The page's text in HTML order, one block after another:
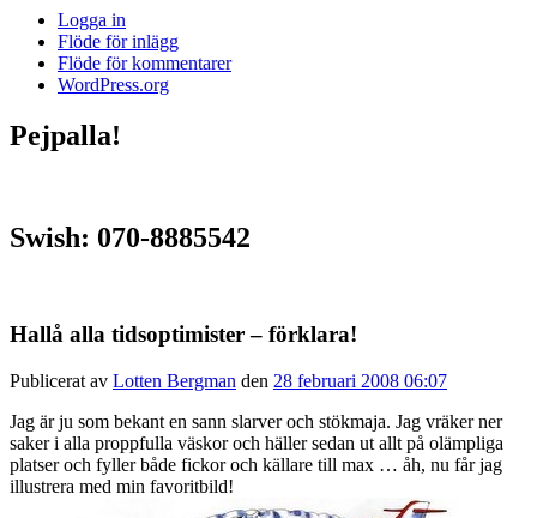
Logga in
Flöde för inlägg
Flöde för kommentarer
WordPress.org
Pejpalla!
Swish: 070-8885542
Hallå alla tidsoptimister – förklara!
Publicerat av Lotten Bergman den 28 februari 2008 06:07
Jag är ju som bekant en sann slarver och stökmaja. Jag vräker ner
saker i alla proppfulla väskor och häller sedan ut allt på olämpliga
platser och fyller både fickor och källare till max … åh, nu får jag
illustrera med min favoritbild!